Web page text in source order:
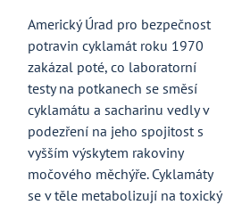
Americký Úrad pro bezpečnost
potravin cyklamát roku 1970
zakázal poté, co laboratorní
testy na potkanech se směsí
cyklamátu a sacharinu vedly v
podezření na jeho spojitost s
vyšším výskytem rakoviny
močového měchýře. Cyklamáty
se v těle metabolizují na toxický